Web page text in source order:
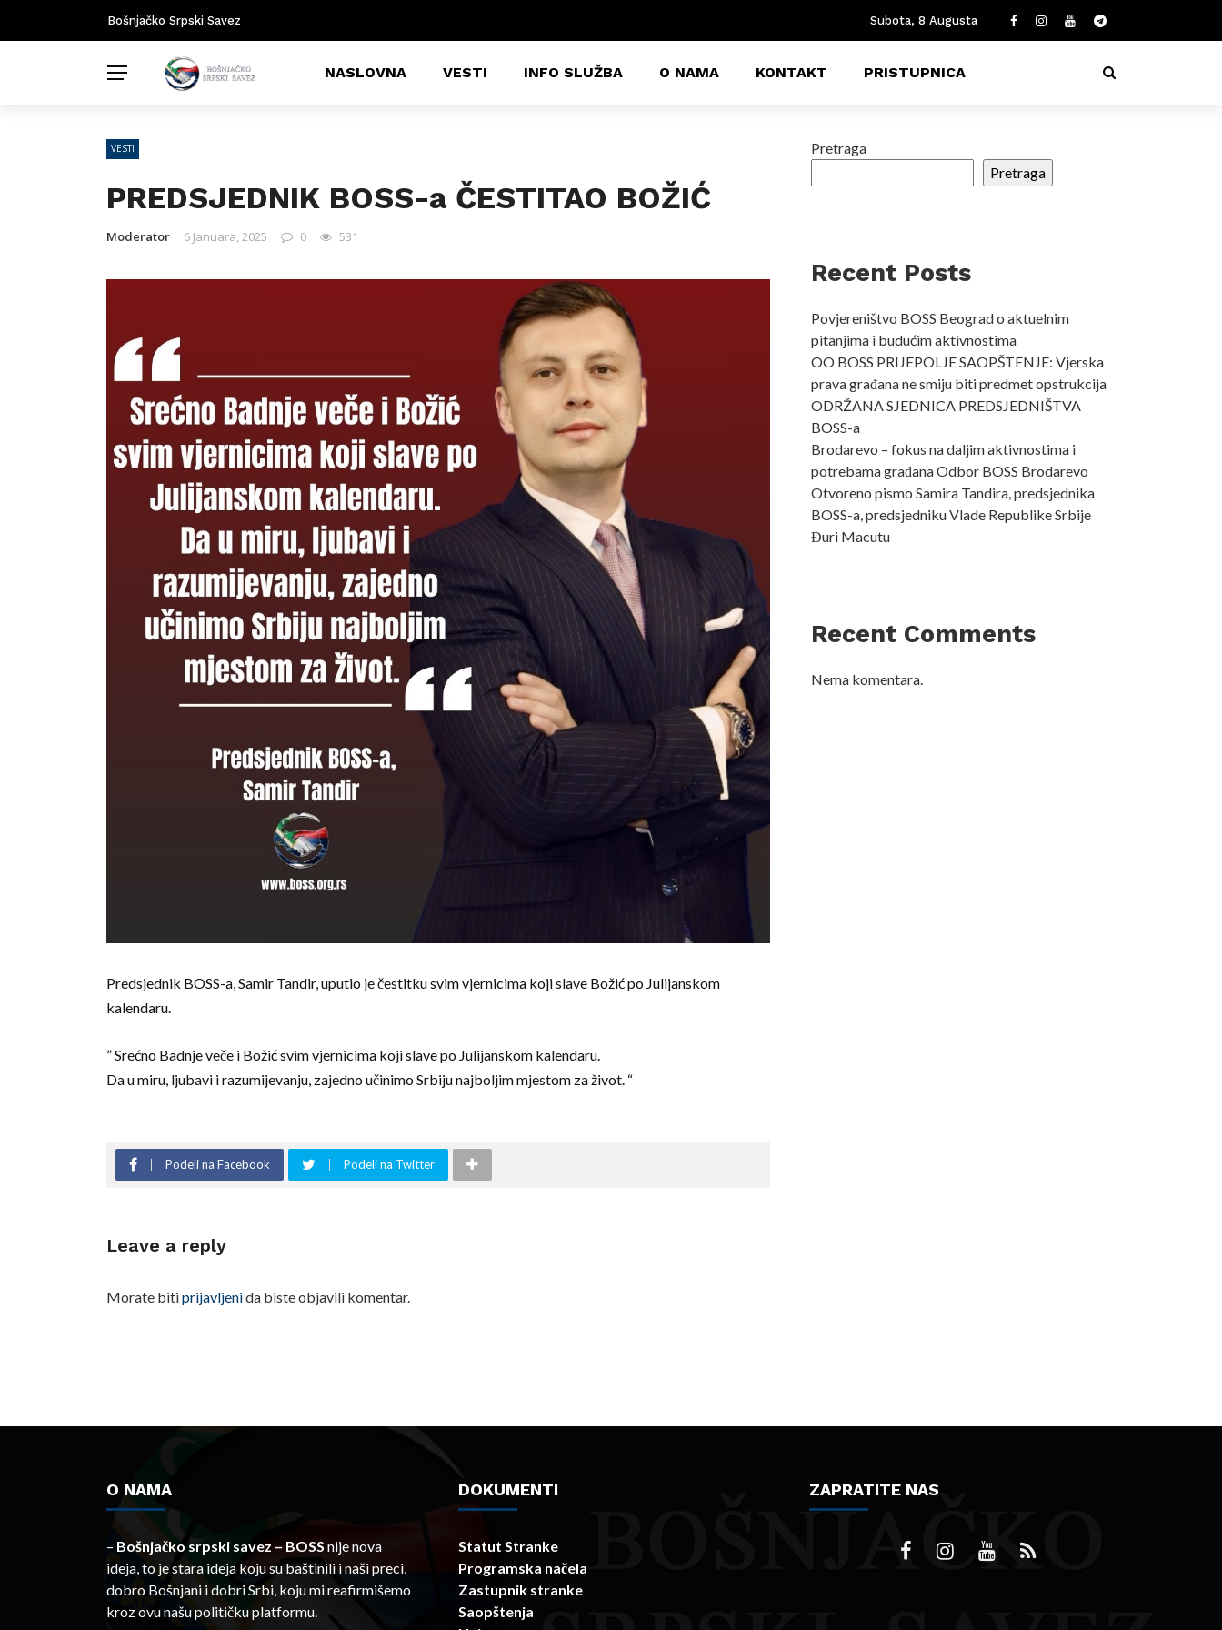
Bošnjačko Srpski Savez Subota, 8 Augusta
NASLOVNA VESTI INFO SLUŽBA O NAMA KONTAKT PRISTUPNICA
VESTI
PREDSJEDNIK BOSS-a ČESTITAO BOŽIĆ
Moderator 6 Januara, 2025 0 531
Predsjednik BOSS-a, Samir Tandir, uputio je čestitku svim vjernicima koji slave Božić po Julijanskom
kalendaru.
” Srećno Badnje veče i Božić svim vjernicima koji slave po Julijanskom kalendaru.
Da u miru, ljubavi i razumijevanju, zajedno učinimo Srbiju najboljim mjestom za život. “
Podeli na Facebook Podeli na Twitter
Leave a reply
Morate bitiprijavljenida biste objavili komentar.
Pretraga
Pretraga
Recent Posts
Povjereništvo BOSS Beograd o aktuelnim
pitanjima i budućim aktivnostima
OO BOSS PRIJEPOLJE SAOPŠTENJE: Vjerska
prava građana ne smiju biti predmet opstrukcija
ODRŽANA SJEDNICA PREDSJEDNIŠTVA
BOSS-a
Brodarevo – fokus na daljim aktivnostima i
potrebama građana Odbor BOSS Brodarevo
Otvoreno pismo Samira Tandira, predsjednika
BOSS-a, predsjedniku Vlade Republike Srbije
Đuri Macutu
Recent Comments
Nema komentara.
O NAMA
– Bošnjačko srpski savez – BOSS nije nova
ideja, to je stara ideja koju su baštinili i naši preci,
dobro Bošnjani i dobri Srbi, koju mi reafirmišemo
kroz ovu našu političku platformu.
DOKUMENTI
Statut Stranke
Programska načela
Zastupnik stranke
Saopštenja
ZAPRATITE NAS